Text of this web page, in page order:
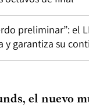
preliminar”: el
y garantiza su
el nuevo